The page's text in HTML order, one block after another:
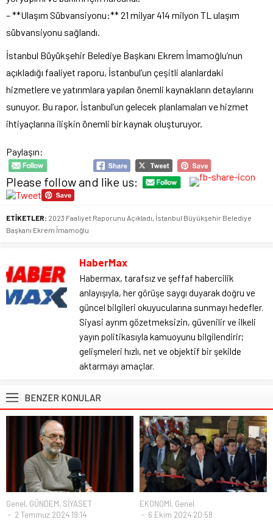
– **Ulaşım Sübvansiyonu:** 21 milyar 414 milyon TL ulaşım
sübvansiyonu sağlandı.
İstanbul Büyükşehir Belediye Başkanı Ekrem İmamoğlu’nun
açıkladığı faaliyet raporu, İstanbul’un çeşitli alanlardaki
hizmetlere ve yatırımlara yapılan önemli kaynakların detaylarını
sunuyor. Bu rapor, İstanbul’un gelecek planlamaları ve hizmet
ihtiyaçlarına ilişkin önemli bir kaynak oluşturuyor.
Paylaşın:
Please follow and like us:
ETİKETLER: 2023 Faaliyet Raporunu Açıkladı İstanbul Büyükşehir Belediye
Başkanı Ekrem İmamoğlu
HaberMax
Habermax, tarafsız ve şeffaf habercilik
anlayışıyla, her görüşe saygı duyarak doğru ve
güncel bilgileri okuyucularına sunmayı hedefler.
Siyasi ayrım gözetmeksizin, güvenilir ve ilkeli
yayın politikasıyla kamuoyunu bilgilendirir;
gelişmeleri hızlı, net ve objektif bir şekilde
aktarmayı amaçlar.
BENZER KONULAR
Genel, GÜNDEM, SİYASET
2 Temmuz 2024 19:14
EKONOMİ, Genel
6 Ekim 2024 20:58